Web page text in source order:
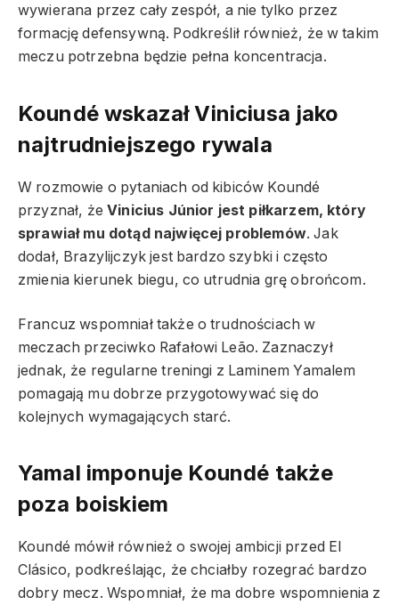
wywierana przez cały zespół, a nie tylko przez
formację defensywną. Podkreślił również, że w takim
meczu potrzebna będzie pełna koncentracja.
Koundé wskazał Viniciusa jako
najtrudniejszego rywala
W rozmowie o pytaniach od kibiców Koundé
przyznał, żeVinicius Júnior jest piłkarzem, który
sprawiał mu dotąd najwięcej problemów. Jak
dodał, Brazylijczyk jest bardzo szybki i często
zmienia kierunek biegu, co utrudnia grę obrońcom.
Francuz wspomniał także o trudnościach w
meczach przeciwko Rafałowi Leão. Zaznaczył
jednak, że regularne treningi z Laminem Yamalem
pomagają mu dobrze przygotowywać się do
kolejnych wymagających starć.
Yamal imponuje Koundé także
poza boiskiem
Koundé mówił również o swojej ambicji przed El
Clásico, podkreślając, że chciałby rozegrać bardzo
dobry mecz. Wspomniał, że ma dobre wspomnienia z